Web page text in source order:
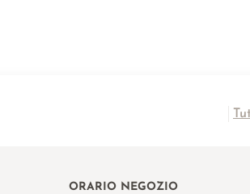
ORARIO NEGOZIO